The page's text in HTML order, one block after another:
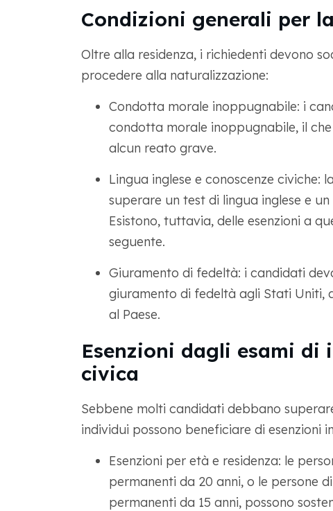
Condizioni generali per
Oltre alla residenza, i richiedenti devono
procedere alla naturalizzazione:
Condotta morale inoppugnabile: i
condotta morale inoppugnabile, il
alcun reato grave.
Lingua inglese e conoscenze
superare un test di lingua inglese e
Esistono, tuttavia, delle esenzioni a
seguente.
Giuramento di fedeltà: i candidati
giuramento di fedeltà agli Stati Uniti,
al Paese.
Esenzioni dagli esami di
civica
Sebbene molti candidati debbano
individui possono beneficiare di esenzioni
Esenzioni per età e residenza: le
permanenti da 20 anni, o le persone
permanenti da 15 anni, possono